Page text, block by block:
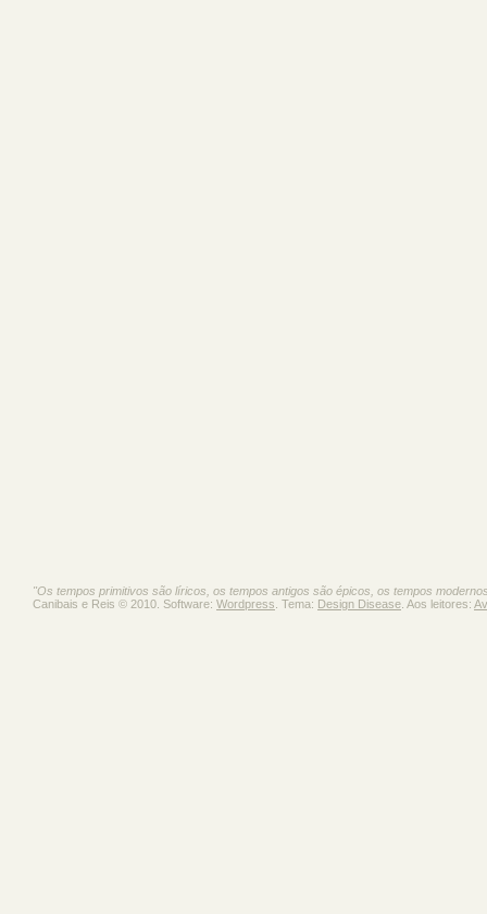
"Os tempos primitivos são líricos, os tempos antigos são épicos, os tempos
Canibais e Reis © 2010. Software: Wordpress . Tema: Design Disease . Aos leitores: